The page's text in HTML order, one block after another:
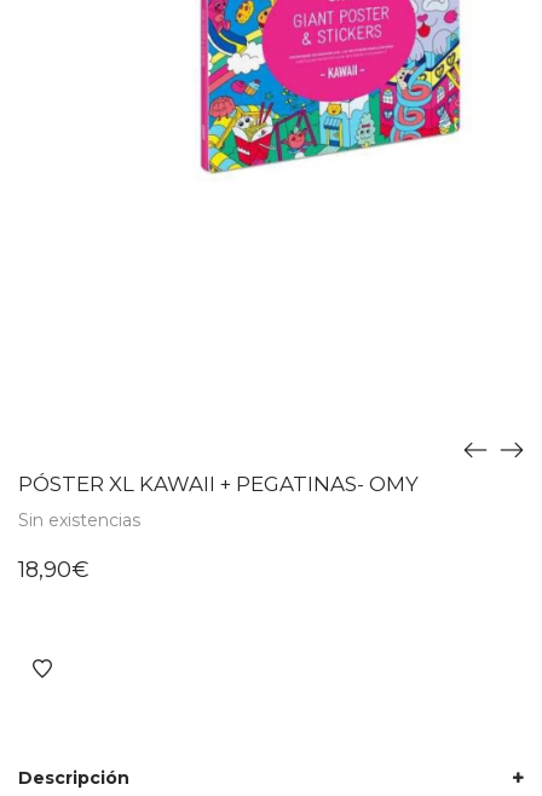
PÓSTER XL KAWAII + PEGATINAS- OMY
Sin existencias
18,90€
Descripción